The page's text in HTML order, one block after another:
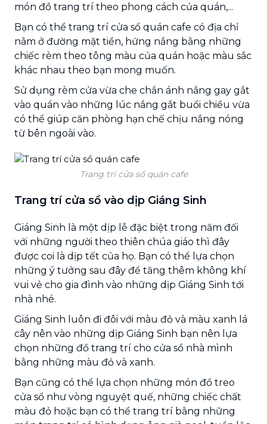
món đồ trang trí theo phong cách của quán,...
Bạn có thể trang trí cửa sổ quán cafe có địa chỉ
nằm ở đường mặt tiền, hứng nắng bằng những
chiếc rèm theo tông màu của quán hoặc màu sắc
khác nhau theo bạn mong muốn.
Sử dụng rèm cửa vừa che chắn ánh nắng gay gắt
vào quán vào những lúc nắng gắt buổi chiều vừa
có thể giúp căn phòng hạn chế chịu nắng nóng
từ bên ngoài vào.
Trang trí cửa sổ quán cafe
Trang trí cửa sổ vào dịp Giáng Sinh
Giáng Sinh là một dịp lễ đặc biệt trong năm đối
với những người theo thiên chúa giáo thì đây
được coi là dịp tết của họ. Bạn có thể lựa chọn
những ý tưởng sau đây để tăng thêm không khí
vui vẻ cho gia đình vào những dịp Giáng Sinh tới
nhà nhé.
Giáng Sinh luôn đi đôi với màu đỏ và màu xanh lá
cây nên vào những dịp Giáng Sinh bạn nên lựa
chọn những đồ trang trí cho cửa sổ nhà mình
bằng những màu đỏ và xanh.
Bạn cũng có thể lựa chọn những món đồ treo
cửa sổ như vòng nguyệt quế, những chiếc chất
màu đỏ hoặc bạn có thể trang trí bằng những